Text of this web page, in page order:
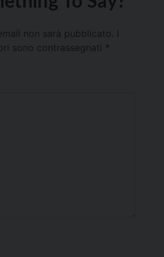
non sarà pubblicato.
sono contrassegnati *